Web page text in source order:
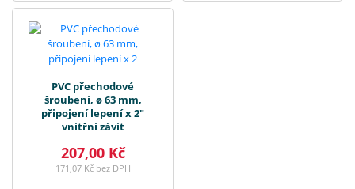
PVC přechodové
šroubení, ø 63 mm,
připojení lepení x 2"
vnitřní závit
207,00 Kč
171,07 Kč bez DPH